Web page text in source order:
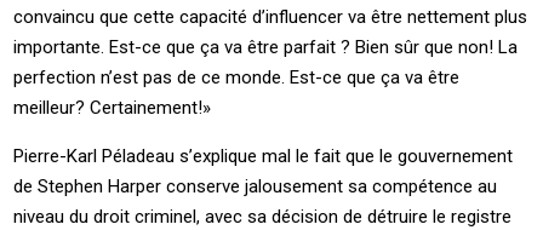
convaincu que cette capacité d’influencer va être nettement plus
importante. Est-ce que ça va être parfait ? Bien sûr que non! La
perfection n’est pas de ce monde. Est-ce que ça va être
meilleur? Certainement!»
Pierre-Karl Péladeau s’explique mal le fait que le gouvernement
de Stephen Harper conserve jalousement sa compétence au
niveau du droit criminel, avec sa décision de détruire le registre